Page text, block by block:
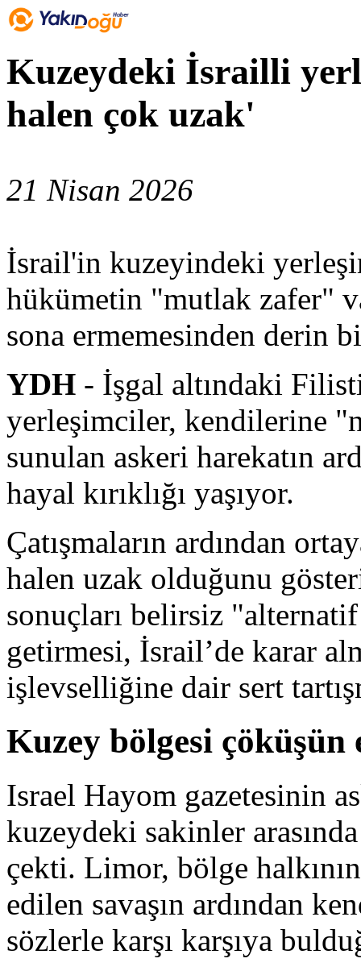
Kuzeydeki İsrailli
halen çok uzak'
21 Nisan 2026
İsrail'in kuzeyindeki
hükümetin "mutlak zafer"
sona ermemesinden derin
YDH - İşgal altındaki
yerleşimciler, kendilerine
sunulan askeri harekatın
hayal kırıklığı yaşıyor.
Çatışmaların ardından
halen uzak olduğunu
sonuçları belirsiz
getirmesi, İsrail’de karar
işlevselliğine dair sert
Kuzey bölgesi çöküşün
Israel Hayom gazetesinin
kuzeydeki sakinler
çekti. Limor, bölge
edilen savaşın ardından
sözlerle karşı karşıya